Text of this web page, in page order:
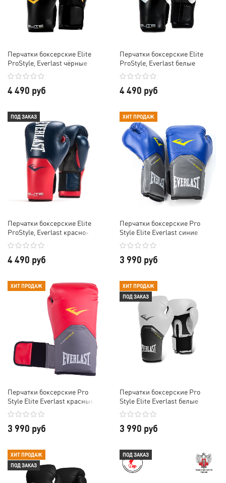
Перчатки боксерские Elite
ProStyle, Everlast чёрные
4 490 руб
Перчатки боксерские Elite
ProStyle, Everlast белые
4 490 руб
ПОД ЗАКАЗ
Перчатки боксерские Elite
ProStyle, Everlast красно-
синие
4 490 руб
ХИТ ПРОДАЖ
Перчатки боксерские Pro
Style Elite Everlast синие
3 990 руб
ХИТ ПРОДАЖ
Перчатки боксерские Pro
Style Elite Everlast красные
3 990 руб
ХИТ ПРОДАЖ
ПОД ЗАКАЗ
Перчатки боксерские Pro
Style Elite Everlast белые
3 990 руб
ХИТ ПРОДАЖ
ПОД ЗАКАЗ
ПОД ЗАКАЗ